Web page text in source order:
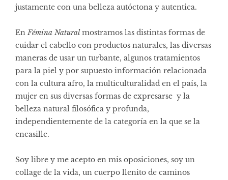
justamente con una belleza autóctona y autentica.
EnFémina Natural mostramos las distintas formas de
cuidar el cabello con productos naturales, las diversas
maneras de usar un turbante, algunos tratamientos
para la piel y por supuesto información relacionada
con la cultura afro, la multiculturalidad en el país, la
mujer en sus diversas formas de expresarse y la
belleza natural filosófica y profunda,
independientemente de la categoría en la que se la
encasille.
Soy libre y me acepto en mis oposiciones, soy un
collage de la vida, un cuerpo llenito de caminos